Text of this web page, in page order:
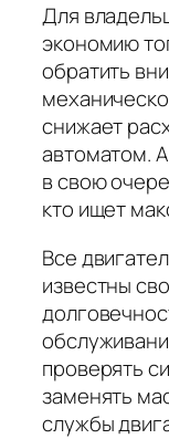
Для
экономию
обратить
снижает
автоматом.
в свою
кто ищет
Все
известны
проверять
заменять
службы